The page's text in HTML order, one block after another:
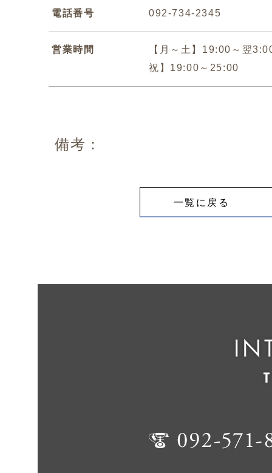
電話番号 092-734-2345
営業時間
【月～土】19:00～翌
祝】19:00～25:00
備考：
一覧に戻る